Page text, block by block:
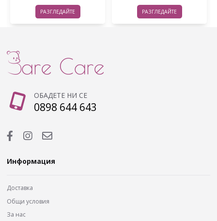
РАЗГЛЕДАЙТЕ РАЗГЛЕДАЙТЕ
ОБАДЕТЕ НИ СЕ
0898 644 643
Информация
Доставка
Общи условия
За нас